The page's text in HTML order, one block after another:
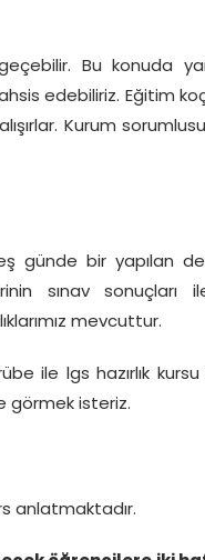
Bu konuda
edebiliriz. Eğitim
Kurum
günde bir yapılan
sınav sonuçları
mevcuttur.
ile lgs hazırlık
görmek isteriz.
anlatmaktadır.